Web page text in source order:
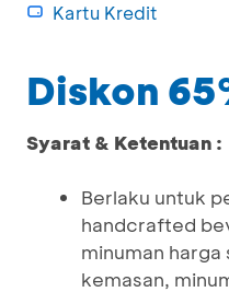
Kartu Kredit
Diskon
Syarat & Ketentuan :
Berlaku untuk
handcrafted
minuman harga
kemasan,